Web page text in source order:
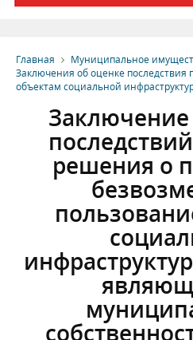
Главная
Муниципальное
Заключения об оценке
объектам социальной
Заключение
решения о